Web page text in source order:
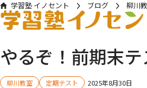
学習塾 イノセント ブログ
柳川
やるぞ！前期末テスト対策！
やるぞ！前期末テ
柳川教室 定期テスト 2025年8月30日